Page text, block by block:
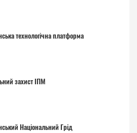
технологічна платформа
захист ІПМ
Національний Грід